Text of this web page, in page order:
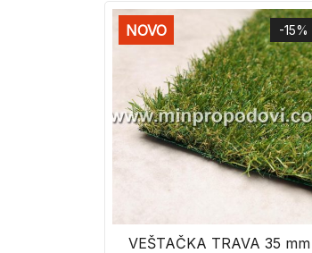
-15%
NOVO
VEŠTAČKA TRAVA 35 mm